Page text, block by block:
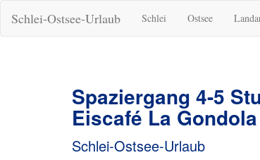
Schlei-Ostsee-Urlaub Schlei Ostsee
Spaziergang 4-5
Eiscafé La
Schlei-Ostsee-Urlaub